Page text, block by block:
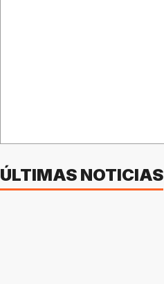
ÚLTIMAS NOTICIAS